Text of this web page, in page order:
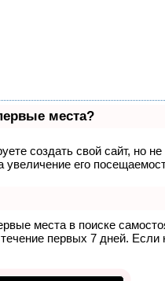
места?
создать свой сайт, но
увеличение его
места в поиске
первых 7 дней.